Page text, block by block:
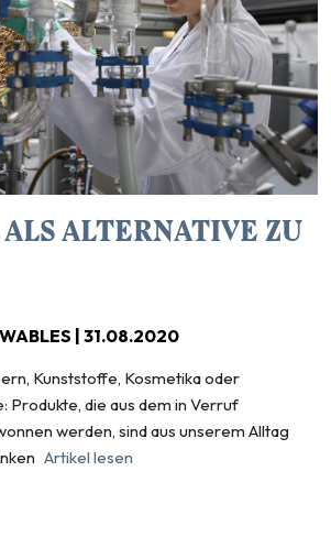
ALTERNATIVE ZU
| 31.08.2020
Kunststoffe, Kosmetika oder
Produkte, die aus dem in Verruf
werden, sind aus unserem Alltag
Artikel lesen